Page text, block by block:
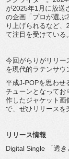
が2025年1月に放送
の企画「プロが選ぶ
り上げられるなど
て注目を受けている。
今回がらりがリリー
を現代的ラテンサウ
平成J-POPを思わせ
チューンとなってお
作したジャケット画
で、ぜひリリースを
リリース情報
Digital Single 「透き